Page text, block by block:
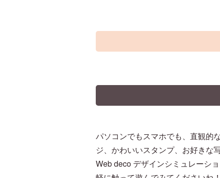
パソコンでもスマホでも、直観的
ジ、かわいいスタンプ、お好きな
Web deco デザインシミュレーシ